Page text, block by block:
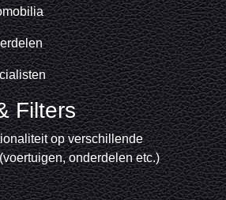
Filters
op verschillende
onderdelen etc.)